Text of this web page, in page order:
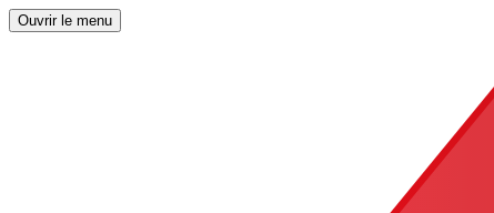
Ouvrir le menu